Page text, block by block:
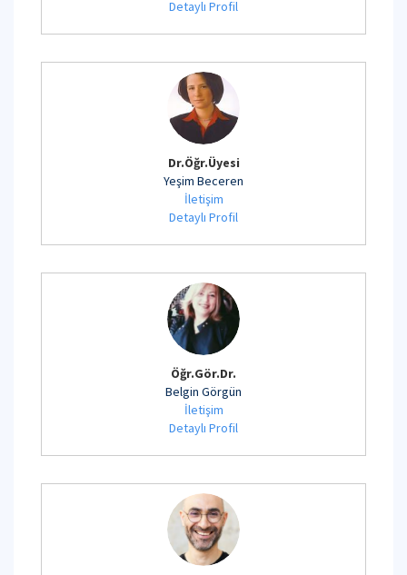
Detaylı Profil
Dr.Öğr.Üyesi
Yeşim Beceren
İletişim
Detaylı Profil
Öğr.Gör.Dr.
Belgin Görgün
İletişim
Detaylı Profil